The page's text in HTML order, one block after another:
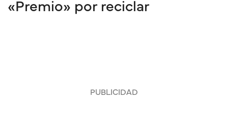
«Premio» por reciclar